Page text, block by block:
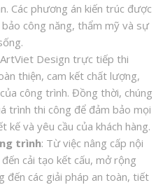
Các phương án kiến trúc được
công năng, thẩm mỹ và sự
Design trực tiếp thi
thiện, cam kết chất lượng,
công trình. Đồng thời, chúng
trình thi công để đảm bảo mọi
kế và yêu cầu của khách hàng.
trình: Từ việc nâng cấp nội
cải tạo kết cấu, mở rộng
đến các giải pháp an toàn, tiết